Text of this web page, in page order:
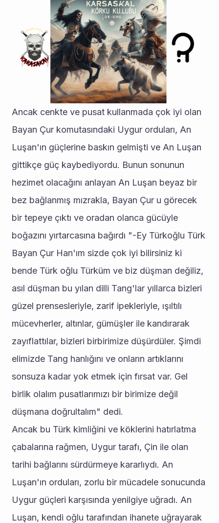
Ancak cenkte ve pusat kullanmada çok iyi olan
Bayan Çur komutasındaki Uygur orduları, An
Luşan'ın güçlerine baskın gelmişti ve An Luşan
gittikçe güç kaybediyordu. Bunun sonunun
hezimet olacağını anlayan An Luşan beyaz bir
bez bağlanmış mızrakla, Bayan Çur u görecek
bir tepeye çıktı ve oradan olanca gücüyle
boğazını yırtarcasına bağırdı "-Ey Türkoğlu Türk
Bayan Çur Han'ım sizde çok iyi bilirsiniz ki
bende Türk oğlu Türküm ve biz düşman değiliz,
asıl düşman bu yılan dilli Tang'lar yıllarca bizleri
güzel prensesleriyle, zarif ipekleriyle, ışıltılı
mücevherler, altınlar, gümüşler ile kandırarak
zayıflattılar, bizleri birbirimize düşürdüler. Şimdi
elimizde Tang hanlığını ve onların artıklarını
sonsuza kadar yok etmek için fırsat var. Gel
birlik olalım pusatlarımızı bir birimize değil
düşmana doğrultalım" dedi.
Ancak bu Türk kimliğini ve köklerini hatırlatma
çabalarına rağmen, Uygur tarafı, Çin ile olan
tarihi bağlarını sürdürmeye kararlıydı. An
Luşan'ın orduları, zorlu bir mücadele sonucunda
Uygur güçleri karşısında yenilgiye uğradı. An
Luşan, kendi oğlu tarafından ihanete uğrayarak